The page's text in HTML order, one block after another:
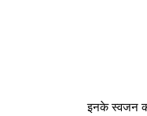
इनके स्वजन का